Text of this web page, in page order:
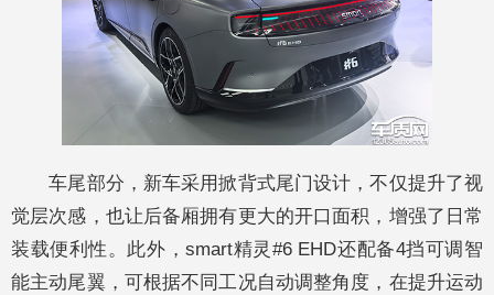
车尾部分，新车采用掀背式尾门设计，不仅提升了视
觉层次感，也让后备厢拥有更大的开口面积，增强了日常
装载便利性。此外，smart精灵#6 EHD还配备4挡可调智
能主动尾翼，可根据不同工况自动调整角度，在提升运动